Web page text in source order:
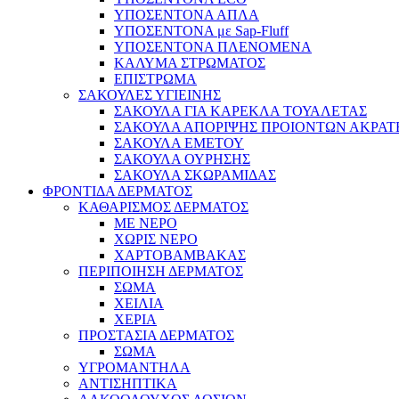
ΥΠΟΣΕΝΤΟΝΑ ΑΠΛΑ
ΥΠΟΣΕΝΤΟΝΑ με Sap-Fluff
ΥΠΟΣΕΝΤΟΝΑ ΠΛΕΝΟΜΕΝΑ
ΚΑΛΥΜΑ ΣΤΡΩΜΑΤΟΣ
ΕΠΙΣΤΡΩΜΑ
ΣΑΚΟΥΛΕΣ ΥΓΙΕΙΝΗΣ
ΣΑΚΟΥΛΑ ΓΙΑ ΚΑΡΕΚΛΑ ΤΟΥΑΛΕΤΑΣ
ΣΑΚΟΥΛΑ ΑΠΟΡΙΨΗΣ ΠΡΟΙΟΝΤΩΝ
ΣΑΚΟΥΛΑ ΕΜΕΤΟΥ
ΣΑΚΟΥΛΑ ΟΥΡΗΣΗΣ
ΣΑΚΟΥΛΑ ΣΚΩΡΑΜΙΔΑΣ
ΦΡΟΝΤΙΔΑ ΔΕΡΜΑΤΟΣ
ΚΑΘΑΡΙΣΜΟΣ ΔΕΡΜΑΤΟΣ
ΜΕ ΝΕΡΟ
ΧΩΡΙΣ ΝΕΡΟ
ΧΑΡΤΟΒΑΜΒΑΚΑΣ
ΠΕΡΙΠΟΙΗΣΗ ΔΕΡΜΑΤΟΣ
ΣΩΜΑ
ΧΕΙΛΙΑ
ΧΕΡΙΑ
ΠΡΟΣΤΑΣΙΑ ΔΕΡΜΑΤΟΣ
ΣΩΜΑ
ΥΓΡΟΜΑΝΤΗΛΑ
ΑΝΤΙΣΗΠΤΙΚΑ